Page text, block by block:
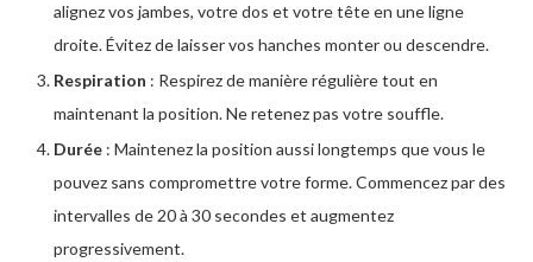
alignez vos jambes, votre dos et votre tête en une ligne
droite. Évitez de laisser vos hanches monter ou descendre.
Respiration : Respirez de manière régulière tout en
maintenant la position. Ne retenez pas votre souffle.
Durée : Maintenez la position aussi longtemps que vous le
pouvez sans compromettre votre forme. Commencez par des
intervalles de 20 à 30 secondes et augmentez
progressivement.